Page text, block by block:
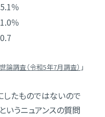
5.1％
1.0％
0.7
論調査（令和5年7月調査） 」
たものではないので
いうニュアンスの質問